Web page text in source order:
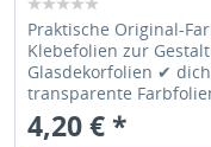
Praktische Original-
Klebefolien zur
Glasdekorfolien ✔
transparente
4,20 € *